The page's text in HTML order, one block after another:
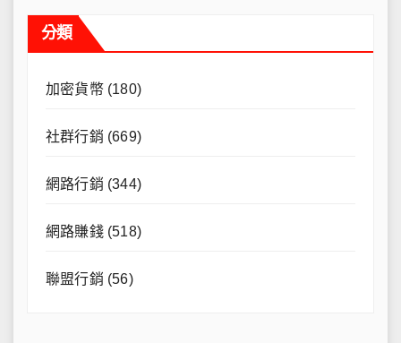
分類
加密貨幣(180)
社群行銷 (669)
網路行銷 (344)
網路賺錢(518)
聯盟行銷 (56)